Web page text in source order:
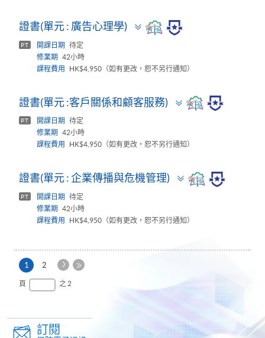
證書(單元 : 廣告心理學)
Toggle
panel
PT 開課日期
待定
修業期
42小時
課程費用
HK$4,950（如有更改，恕不另行通知）
證書(單元 :客戶關係和顧客服務)
Toggle
panel
PT 開課日期
待定
修業期
42小時
課程費用
HK$4,950（如有更改，恕不另行通知）
證書(單元 : 企業傳播與危機管理)
Toggle
panel
PT 開課日期
待定
修業期
42小時
課程費用
HK$4,950（如有更改，恕不另行通知）
1 本
頁
2
下
頁
頁 之 2
訂閱